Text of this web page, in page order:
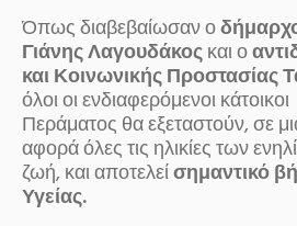
Όπως διαβεβαίωσαν ο
Γιάνης Λαγουδάκοςκαι ο
και Κοινωνικής Προστασίας
όλοι οι ενδιαφερόμενοι
Περάματος θα εξεταστούν, σε
αφορά όλες τις ηλικίες των
ζωή, και αποτελείσημαντικό
Υγείας.